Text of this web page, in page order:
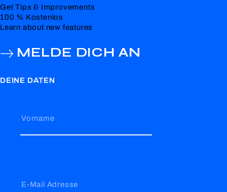
Get Tips & Improvements
100 % Kostenlos
Learn about new features
MELDE DICH AN
DEINE DATEN
Vorname
E-Mail Adresse